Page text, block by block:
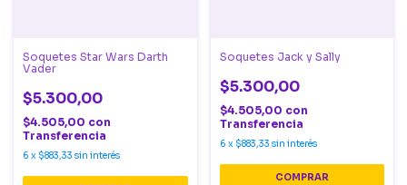
Soquetes Star Wars Darth
Vader
$5.300,00
$4.505,00 con
Transferencia
6 x $883,33 sin interés
Soquetes Jack y Sally
$5.300,00
$4.505,00 con
Transferencia
6 x $883,33 sin interés